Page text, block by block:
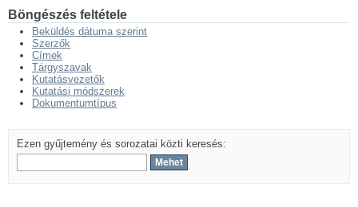
Böngészés feltétele
Beküldés dátuma szerint
Szerzők
Címek
Tárgyszavak
Kutatásvezetők
Kutatási módszerek
Dokumentumtípus
Ezen gyűjtemény és sorozatai közti keresés: